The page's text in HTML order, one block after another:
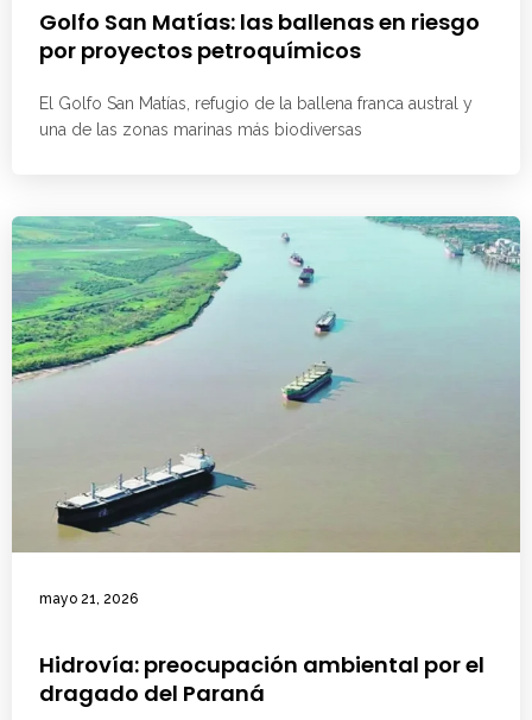
Golfo San Matías: las ballenas en riesgo
por proyectos petroquímicos
El Golfo San Matías, refugio de la ballena franca austral y
una de las zonas marinas más biodiversas
mayo 21, 2026
Hidrovía: preocupación ambiental por el
dragado del Paraná